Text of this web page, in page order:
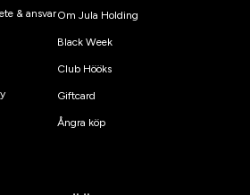
& ansvarOm Jula Holding
Black Week
Club Hööks
Giftcard
Ångra köp